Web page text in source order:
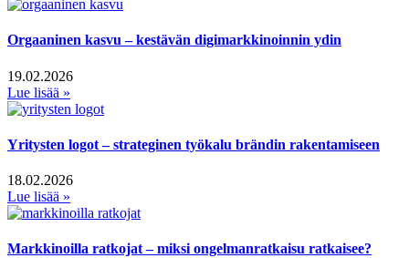
Orgaaninen kasvu – kestävän digimarkkinoinnin ydin
19.02.2026
Lue lisää »
Yritysten logot – strateginen työkalu brändin rakentamiseen
18.02.2026
Lue lisää »
Markkinoilla ratkojat – miksi ongelmanratkaisu ratkaisee?